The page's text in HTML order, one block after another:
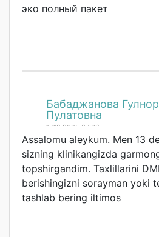
эко полный пакет
Бабаджанова
Пулатовна
17.12.2025 07:32
Assalomu aleykum. Men 13
sizning klinikangizda
topshirgandim. Taxlillarini
berishingizni sorayman yoki
tashlab bering iltimos